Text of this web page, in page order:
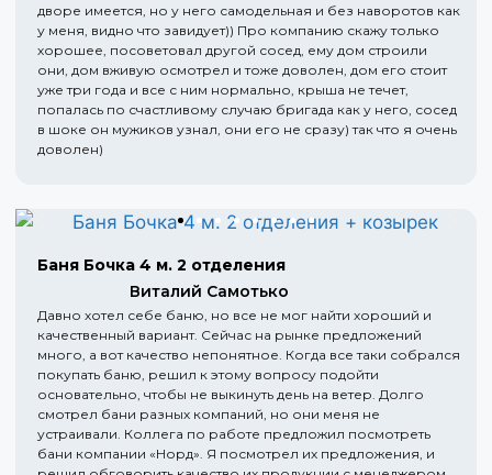
дворе имеется, но у него самодельная и без наворотов как
у меня, видно что завидует)) Про компанию скажу только
хорошее, посоветовал другой сосед, ему дом строили
они, дом вживую осмотрел и тоже доволен, дом его стоит
уже три года и все с ним нормально, крыша не течет,
попалась по счастливому случаю бригада как у него, сосед
в шоке он мужиков узнал, они его не сразу) так что я очень
доволен)
Баня Бочка 4 м. 2 отделения
Виталий Самотько
Давно хотел себе баню, но все не мог найти хороший и
качественный вариант. Сейчас на рынке предложений
много, а вот качество непонятное. Когда все таки собрался
покупать баню, решил к этому вопросу подойти
основательно, чтобы не выкинуть день на ветер. Долго
смотрел бани разных компаний, но они меня не
устраивали. Коллега по работе предложил посмотреть
бани компании «Норд». Я посмотрел их предложения, и